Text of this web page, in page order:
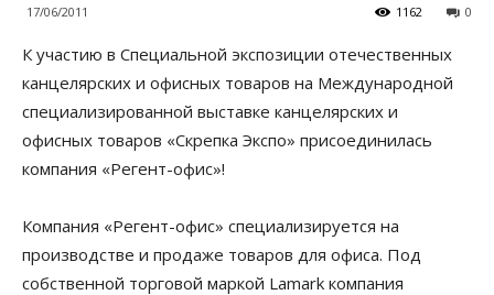
17/06/2011 0
1162
К участию в Специальной экспозиции отечественных
канцелярских и офисных товаров на Международной
специализированной выставке канцелярских и
офисных товаров «Скрепка Экспо» присоединилась
компания «Регент-офис»!
Компания «Регент-офис» специализируется на
производстве и продаже товаров для офиса. Под
собственной торговой маркой Lamark компания